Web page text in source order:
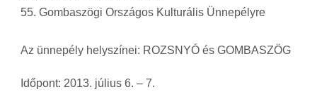
55. Gombaszögi Országos Kulturális Ünnepélyre
Az ünnepély helyszínei: ROZSNYÓ és GOMBASZÖG
Időpont: 2013. július 6. – 7.